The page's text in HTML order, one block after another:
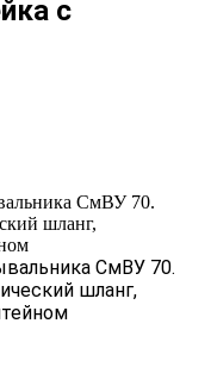
с
СмВУ 70.
шланг,
СмВУ 70.
шланг,